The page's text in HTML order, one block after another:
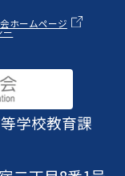
学校教育課
ホームページ
ー